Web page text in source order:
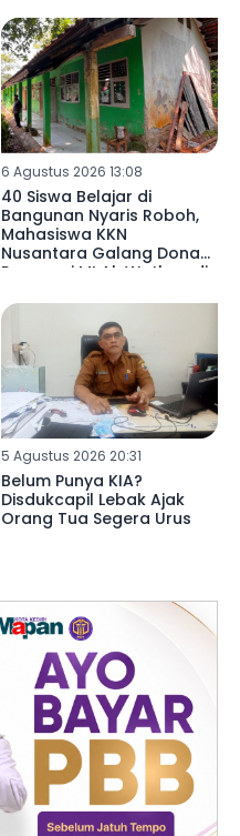
6 Agustus 2026 13:08
40 Siswa Belajar di
Bangunan Nyaris Roboh,
Mahasiswa KKN
Nusantara Galang Donasi
Renovasi MI Al-Wathon di
5 Agustus 2026 20:31
Belum Punya KIA?
Disdukcapil Lebak Ajak
Orang Tua Segera Urus